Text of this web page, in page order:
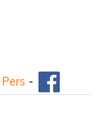
Pers -